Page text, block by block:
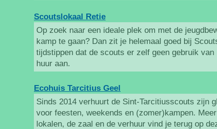
Scoutslokaal Retie
Op zoek naar een ideale plek om met de
kamp te gaan? Dan zit je helemaal goed bij
tijdstippen dat de scouts er zelf geen gebruik
huur aan.
Ecohuis Tarcitius Geel
Sinds 2014 verhuurt de Sint-Tarcitiusscouts zijn
voor feesten, weekends en (zomer)kampen.
lokalen, de zaal en de verhuur vind je terug op